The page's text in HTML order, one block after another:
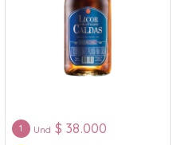
1 Und $ 38.000